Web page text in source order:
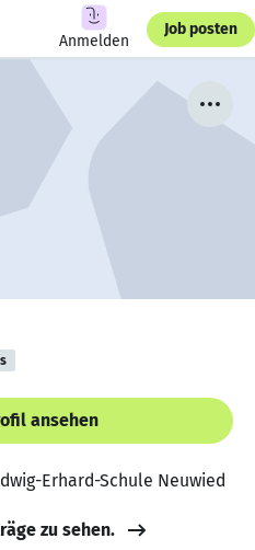
Anmelden
Job posten
ansehen
Erhard-Schule Neuwied
zu sehen.